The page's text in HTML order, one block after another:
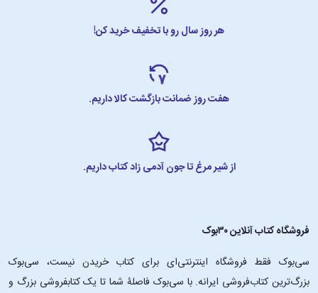
هر روز سال رو با تخفیف خرید کن!
هفت روز ضمانت بازگشت کالا داریم.
از شیر مرغ تا جون آدمی زاد کتاب داریم.
فروشگاه کتاب آنلاین ۳۰بوک
سی‌بوک فقط فروشگاه اینترنتی‌ای برای کتاب خریدن نیست، سی‌بوک
بزرگ‌ترین کتاب‌فروشی ایرانه. با سی‌بوک فاصلۀ شما تا یک کتابفروشی بزرگ و